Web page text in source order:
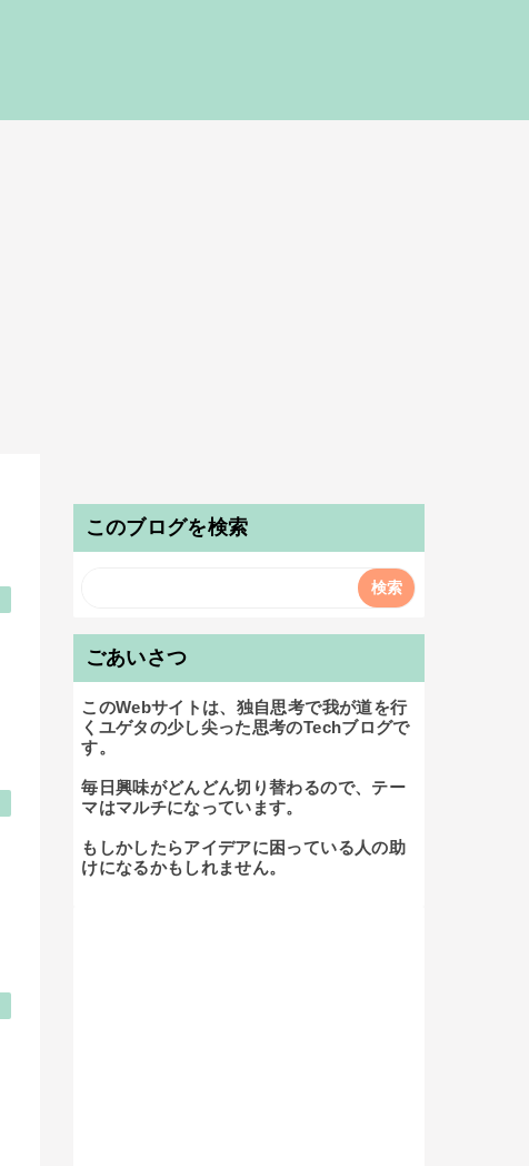
このブログを検索
ごあいさつ
このWebサイトは、独自思考で我が道を行
くユゲタの少し尖った思考のTechブログで
す。
毎日興味がどんどん切り替わるので、テー
マはマルチになっています。
もしかしたらアイデアに困っている人の助
けになるかもしれません。